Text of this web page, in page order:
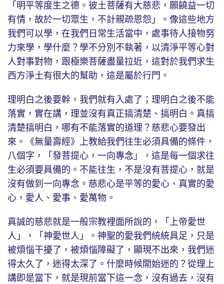
「明平等度生之德。彼土菩薩有大慈悲，願饒益一切
有情，故於一切眾生，不計親疏恩怨」。像這些地方
我們可以學，在我們日常生活當中，處事待人接物努
力來學，學什麼？學不分別不執著，以清淨平等心對
人對事對物，跟極樂菩薩盡量拉近，這對於我們求生
西方淨土有很大的幫助，這是屬於行門。
理明白之後要幹，我們就有入處了；理明白之後不能
落實，實在講，理並沒有真正搞清楚、搞明白。真搞
清楚搞明白，哪有不能落實的道理？慈悲心要發出
來。《無量壽經》上教給我們往生必須具備的條件，
八個字，「發菩提心，一向專念」，這是每一個求往
生必須要具備的。不能往生，不是沒有菩提心，就是
沒有做到一向專念。慈悲心是平等的愛心、真實的愛
心，愛人、愛事、愛萬物。
真誠的慈悲就是一般宗教裡面所說的，「上帝愛世
人」，「神愛世人」。神聖的愛我們統統具足，只是
被煩惱干擾了，被煩惱障礙了，顯現不出來，我們迷
得太久了，迷得太深了。什麼時候開始迷的？從理上
講即是當下，就是現前當下這一念，沒有過去，沒有